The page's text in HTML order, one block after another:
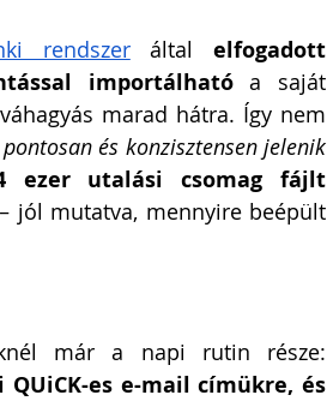
rendszer által elfogadott
importálható a saját
marad hátra. Így nem
és konzisztensen jelenik
ezer utalási csomag fájlt
jól mutatva, mennyire beépült
es e-mail címükre, és